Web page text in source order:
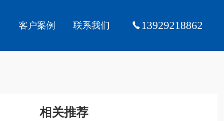
客户案例 联系我们 13929218862
相关推荐